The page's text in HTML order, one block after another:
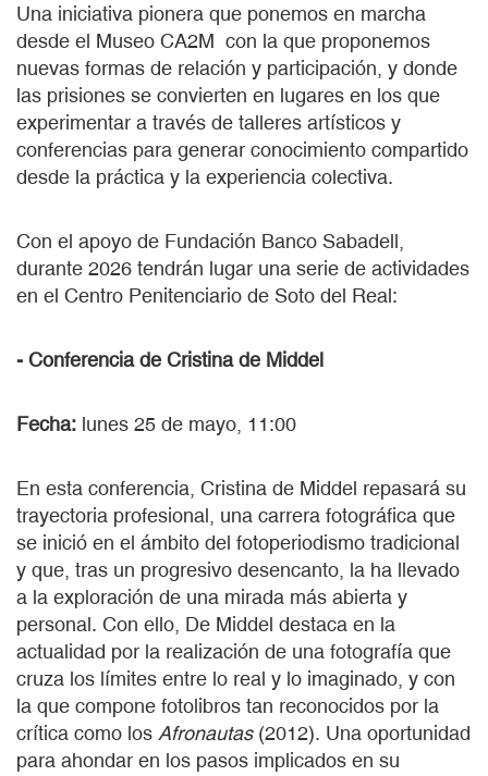
Una iniciativa pionera que ponemos en marcha
desde el Museo CA2M con la que proponemos
nuevas formas de relación y participación, y donde
las prisiones se convierten en lugares en los que
experimentar a través de talleres artísticos y
conferencias para generar conocimiento compartido
desde la práctica y la experiencia colectiva.
Con el apoyo de Fundación Banco Sabadell,
durante 2026 tendrán lugar una serie de actividades
en el Centro Penitenciario de Soto del Real:
- Conferencia de Cristina de Middel
Fecha: lunes 25 de mayo, 11:00
En esta conferencia, Cristina de Middel repasará su
trayectoria profesional, una carrera fotográfica que
se inició en el ámbito del fotoperiodismo tradicional
y que, tras un progresivo desencanto, la ha llevado
a la exploración de una mirada más abierta y
personal. Con ello, De Middel destaca en la
actualidad por la realización de una fotografía que
cruza los límites entre lo real y lo imaginado, y con
la que compone fotolibros tan reconocidos por la
crítica como los Afronautas(2012). Una oportunidad
para ahondar en los pasos implicados en su